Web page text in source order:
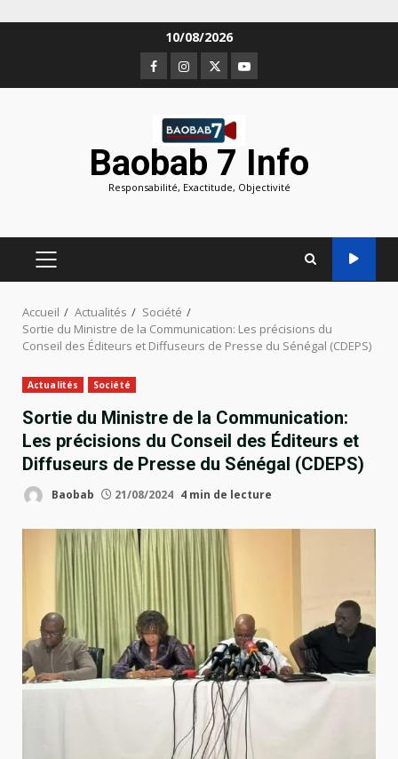
10/08/2026
Facebook
Instagram
TwitterYoutube
Baobab 7 Info
Responsabilité, Exactitude, Objectivité
MENU
PRINCIPAL
Accueil Actualités
Société
Sortie du Ministre de la Communication: Les précisions du
Conseil des Éditeurs et Diffuseurs de Presse du Sénégal (CDEPS)
Actualités Société
Sortie du Ministre de la Communication:
Les précisions du Conseil des Éditeurs et
Diffuseurs de Presse du Sénégal (CDEPS)
Baobab 21/08/2024 4 min de lecture